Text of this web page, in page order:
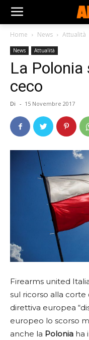
Home News Attualità
News Attualità
La
ceco
Di - 15 Novembre 2017
Firearms united
sul ricorso alla
direttiva europea
europeo lo scorso
anche la Polonia ha